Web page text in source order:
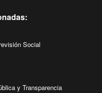
Social
y Transparencia